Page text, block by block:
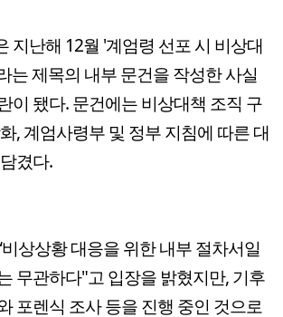
지난해 12월 '계엄령 선포 시 비상대
는 제목의 내부 문건을 작성한 사실
이 됐다. 문건에는 비상대책 조직 구
, 계엄사령부 및 정부 지침에 따른 대
겼다.
상상황 대응을 위한 내부 절차서일
무관하다"고 입장을 밝혔지만, 기후
포렌식 조사 등을 진행 중인 것으로